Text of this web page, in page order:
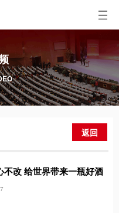
返回
不改 给世界带来一瓶好酒